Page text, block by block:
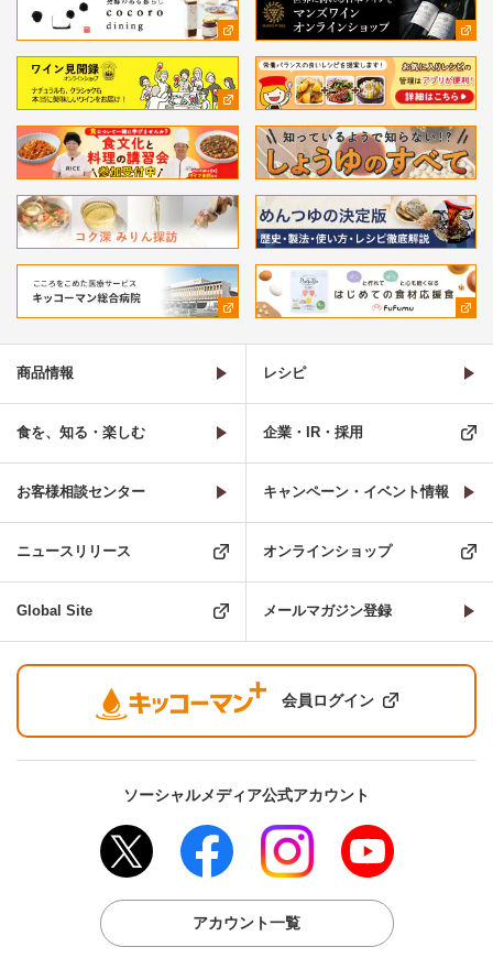
商品情報 レシピ
食を、知る・楽しむ 企業・IR・採用
お客様相談センター キャンペーン・イベント情報
ニュースリリース オンラインショップ
Global Site メールマガジン登録
会員ログイン
ソーシャルメディア公式アカウント
アカウント一覧